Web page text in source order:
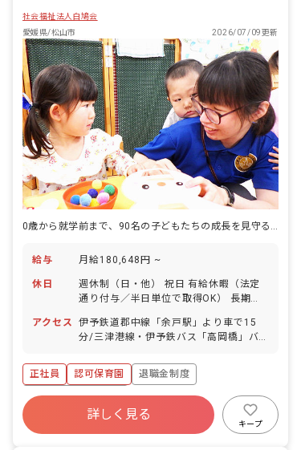
社会福祉法人白鳩会
愛媛県/松山市
2026/07/09更新
0歳から就学前まで、90名の子どもたちの成長を見守る認可保育園。空港近くの街で、日々を支えます。
給与 月給180,648円 ~
休日
週休制（日・他） 祝日 有給休暇（法定
通り付与／半日単位で取得OK） 長期休
前産後休暇（取得率100％、復帰率80％
以上） 育児休暇（取得率90％、復帰率
で5名） 介護休暇 他、冠婚葬祭等 年間
休日105日以上 ＜連休の取得も相談しや
すいです＞ 有休は公休と併せて5・6連
休として消化することも可能！ 皆がしっ
かり休めるよう声をかけ合っており、若
アクセス
伊予鉄道郡中線「余戸駅」より車で15
分/三津港線・伊予鉄バス「高岡橋」バ
自転車通勤OK（駐車場・無料駐輪場あ
り） ◇空港の近くに位置し、整備された
周辺道路沿いにはたくさんの飲食店があ
り、退勤後の楽しみもあります。周辺に
スーパーや銀行、飲食店もありお買い物
正社員 認可保育園
退職金制度
ボーナス・賞与あり
寮・住宅・家賃補助あり
社会保険完備
詳しく見る
キープ